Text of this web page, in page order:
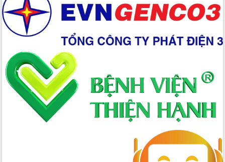
Sở Công Thương đột phá số hóa 100%
thủ tục trực tuyến lấy sự hài lòng của
doanh nghiệp làm thước đo phục vụ
Đảm bảo công tác bầu cử triển khai
đúng tiến độ, quy trình theo luật định
Ban Tuyên giáo và Dân vận Trung ương
tập huấn công tác khoa giáo năm 2025
Đắk Lắk hưởng ứng Ngày Pháp luật
Việt Nam 2025 và biểu dương 25 tập
thể, cá nhân tiêu biểu
Hội nghị lần thứ nhất Ban Chỉ đạo